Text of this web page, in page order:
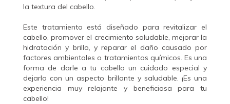
la textura del cabello.
Este tratamiento está diseñado para revitalizar el
cabello, promover el crecimiento saludable, mejorar la
hidratación y brillo, y reparar el daño causado por
factores ambientales o tratamientos químicos. Es una
forma de darle a tu cabello un cuidado especial y
dejarlo con un aspecto brillante y saludable. ¡Es una
experiencia muy relajante y beneficiosa para tu
cabello!